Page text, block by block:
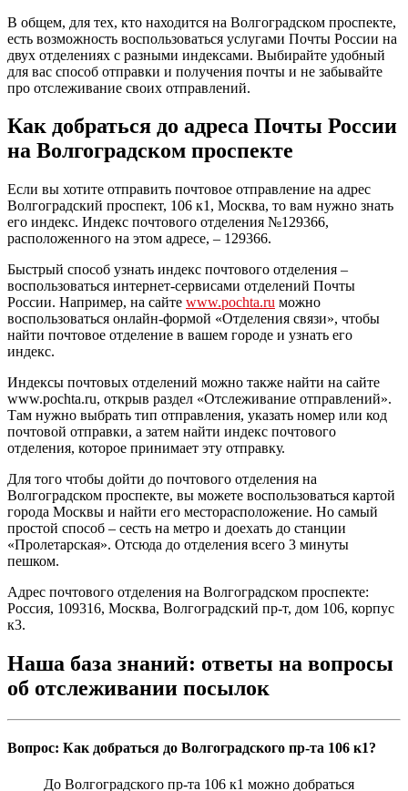
В общем, для тех, кто находится на Волгоградском проспекте,
есть возможность воспользоваться услугами Почты России на
двух отделениях с разными индексами. Выбирайте удобный
для вас способ отправки и получения почты и не забывайте
про отслеживание своих отправлений.
Как добраться до адреса Почты России
на Волгоградском проспекте
Если вы хотите отправить почтовое отправление на адрес
Волгоградский проспект, 106 к1, Москва, то вам нужно знать
его индекс. Индекс почтового отделения №129366,
расположенного на этом адресе, – 129366.
Быстрый способ узнать индекс почтового отделения –
воспользоваться интернет-сервисами отделений Почты
России. Например, на сайте www.pochta.ru можно
воспользоваться онлайн-формой «Отделения связи», чтобы
найти почтовое отделение в вашем городе и узнать его
индекс.
Индексы почтовых отделений можно также найти на сайте
www.pochta.ru, открыв раздел «Отслеживание отправлений».
Там нужно выбрать тип отправления, указать номер или код
почтовой отправки, а затем найти индекс почтового
отделения, которое принимает эту отправку.
Для того чтобы дойти до почтового отделения на
Волгоградском проспекте, вы можете воспользоваться картой
города Москвы и найти его месторасположение. Но самый
простой способ – сесть на метро и доехать до станции
«Пролетарская». Отсюда до отделения всего 3 минуты
пешком.
Адрес почтового отделения на Волгоградском проспекте:
Россия, 109316, Москва, Волгоградский пр-т, дом 106, корпус
к3.
Наша база знаний: ответы на вопросы
об отслеживании посылок
Вопрос: Как добраться до Волгоградского пр-та 106 к1?
До Волгоградского пр-та 106 к1 можно добраться